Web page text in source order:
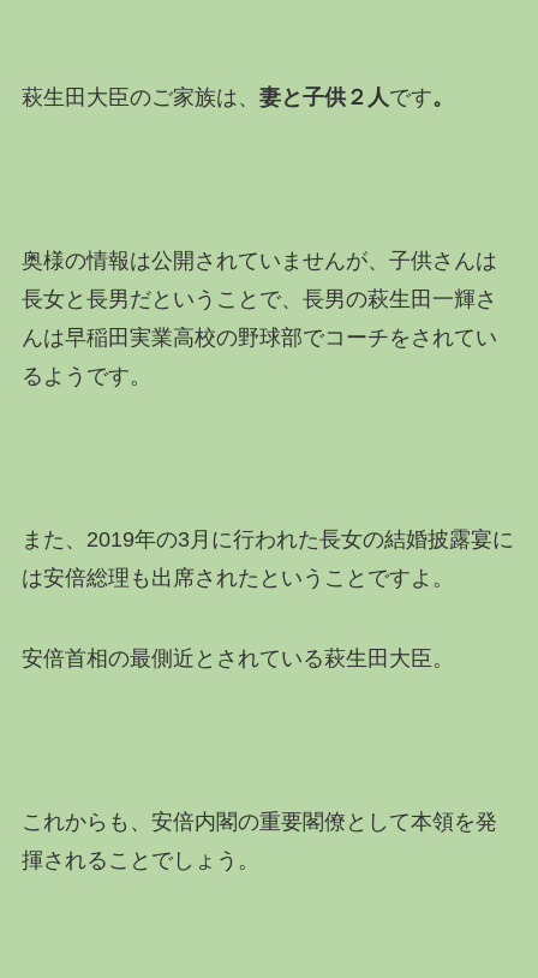
萩生田大臣のご家族は、 妻と子供２人です。
奥様の情報は公開されていませんが、子供さんは
長女と長男だということで、長男の萩生田一輝さ
んは早稲田実業高校の野球部でコーチをされてい
るようです。
また、2019年の3月に行われた長女の結婚披露宴に
は安倍総理も出席されたということですよ。
安倍首相の最側近とされている萩生田大臣。
これからも、安倍内閣の重要閣僚として本領を発
揮されることでしょう。